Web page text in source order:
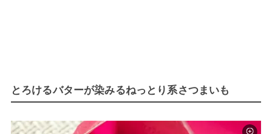
とろけるバターが染みるねっとり系さつまいも